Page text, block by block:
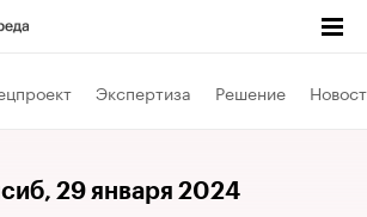
Экспертиза Решение
, 29 января 2024